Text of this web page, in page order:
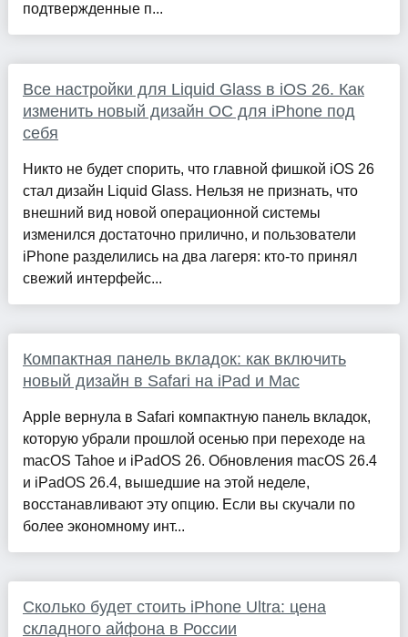
подтвержденные п...
Все настройки для Liquid Glass в iOS 26. Как
изменить новый дизайн ОС для iPhone под
себя
Никто не будет спорить, что главной фишкой iOS 26
стал дизайн Liquid Glass. Нельзя не признать, что
внешний вид новой операционной системы
изменился достаточно прилично, и пользователи
iPhone разделились на два лагеря: кто-то принял
свежий интерфейс...
Компактная панель вкладок: как включить
новый дизайн в Safari на iPad и Mac
Apple вернула в Safari компактную панель вкладок,
которую убрали прошлой осенью при переходе на
macOS Tahoe и iPadOS 26. Обновления macOS 26.4
и iPadOS 26.4, вышедшие на этой неделе,
восстанавливают эту опцию. Если вы скучали по
более экономному инт...
Сколько будет стоить iPhone Ultra: цена
складного айфона в России